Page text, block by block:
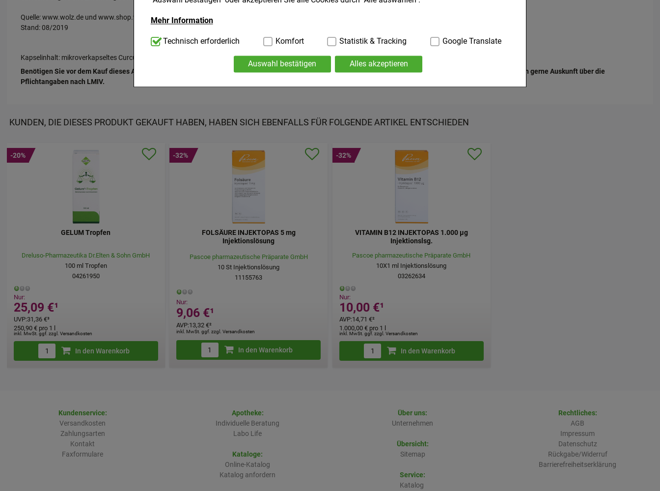
Mehr Information
Technisch Notwendig: Hierbei handelt es sich um Cookies, die für die Grundfunktionen unserer Website
unserer Website aber auch die Werbung auf Drittseiten möglichst relevant für Sie zu gestalten. Bitte
beachten Sie, dass Daten hierfür teilweise an Dritte wie z.B. Google oder soziale Medien übertragen
Technisch erforderlich Komfort Statistik & Tracking Google Translate
Auswahl bestätigen Alles akzeptieren
Quelle: www.wolz.de und www.shop.wolz.de
Stand: 08/2019
Kapselinhalt: mikroverkapseltes Curcumin (Gamma-Cyclodextrin, Curcumin 15%)%%% Kapselhülle: Hydroxypropylmethylcellulose. Allergene: keine
Benötigen Sie vor dem Kauf dieses Artikels nähere Informationen über die Zusammensetzung des Produktes? Unter der Rufnummer 06430 912541 geben wir Ihnen gerne Auskunft über die
Pflichtangaben nach LMIV.
KUNDEN, DIE DIESES PRODUKT GEKAUFT HABEN, HABEN SICH EBENFALLS FÜR FOLGENDE ARTIKEL ENTSCHIEDEN
GELUM Tropfen
Dreluso-Pharmazeutika Dr.Elten & Sohn GmbH
100ml Tropfen
04261950
Nur:
25,09 €¹
UVP:31,36 €³
inkl. MwSt. ggf. zzgl. Versandkosten
250,90 € pro 1 l
-20%
In den Warenkorb
FOLSÄURE INJEKTOPAS 5 mg
Injektionslösung
Pascoe pharmazeutische Präparate GmbH
10 St Injektionslösung
11155763
Nur:
9,06 €¹
AVP:13,32 €²
inkl. MwSt. ggf. zzgl. Versandkosten
-32%
In den Warenkorb
VITAMIN B12 INJEKTOPAS 1.000 µg
Injektionslsg.
Pascoe pharmazeutische Präparate GmbH
10X1 ml Injektionslösung
03262634
Nur:
10,00 €¹
AVP:14,71 €²
inkl. MwSt. ggf. zzgl. Versandkosten
1.000,00 €pro 1 l
-32%
In den Warenkorb
Kundenservice:
Versandkosten
Zahlungsarten
Kontakt
Faxformulare
Apotheke:
Individuelle Beratung
Labo Life
Kataloge:
Online-Katalog
Katalog anfordern
Über uns:
Unternehmen
Übersicht:
Sitemap
Service:
Katalog
Rechtliches:
AGB
Impressum
Datenschutz
Rückgabe/Widerruf
Barrierefreiheitserklärung